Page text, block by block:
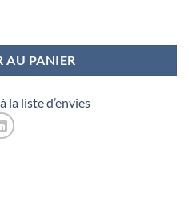
AU PANIER
la liste d’envies